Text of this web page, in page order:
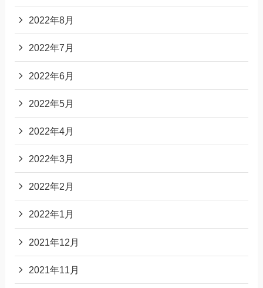
2022年8月
2022年7月
2022年6月
2022年5月
2022年4月
2022年3月
2022年2月
2022年1月
2021年12月
2021年11月